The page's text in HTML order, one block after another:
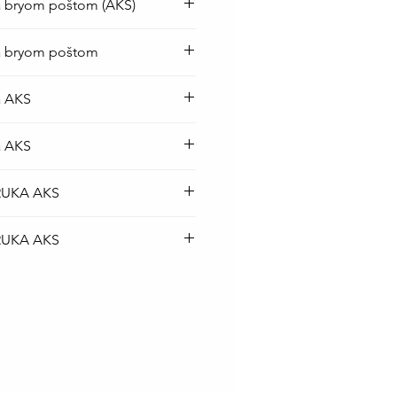
bryom poštom (AKS)
Srbije kurirskom službom
bryom poštom
službom.
službom.
službom.
AKS
službom.
AKS
službom.